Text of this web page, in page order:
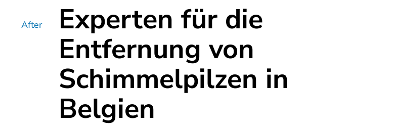
After Experten für die
Entfernung von
Schimmelpilzen in
Belgien